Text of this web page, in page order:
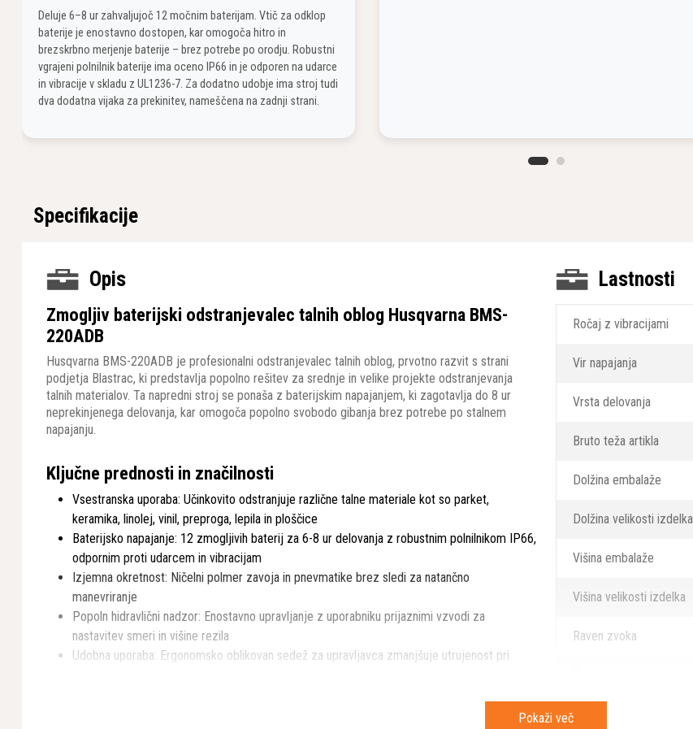
Deluje 6–8 ur zahvaljujoč 12 močnim baterijam. Vtič za odklop
baterije je enostavno dostopen, kar omogoča hitro in
brezskrbno merjenje baterije – brez potrebe po orodju. Robustni
vgrajeni polnilnik baterije ima oceno IP66 in je odporen na udarce
in vibracije v skladu z UL1236-7. Za dodatno udobje ima stroj tudi
dva dodatna vijaka za prekinitev, nameščena na zadnji strani.
Specifikacije
Opis
Zmogljiv baterijski odstranjevalec talnih oblog Husqvarna BMS-
220ADB
Husqvarna BMS-220ADB je profesionalni odstranjevalec talnih oblog, prvotno razvit s strani
podjetja Blastrac, ki predstavlja popolno rešitev za srednje in velike projekte odstranjevanja
talnih materialov. Ta napredni stroj se ponaša z baterijskim napajanjem, ki zagotavlja do 8 ur
neprekinjenega delovanja, kar omogoča popolno svobodo gibanja brez potrebe po stalnem
napajanju.
Ključne prednosti in značilnosti
Vsestranska uporaba: Učinkovito odstranjuje različne talne materiale kot so parket,
keramika, linolej, vinil, preproga, lepila in ploščice
Baterijsko napajanje: 12 zmogljivih baterij za 6-8 ur delovanja z robustnim polnilnikom IP66,
odpornim proti udarcem in vibracijam
Izjemna okretnost: Ničelni polmer zavoja in pnevmatike brez sledi za natančno
manevriranje
Popoln hidravlični nadzor: Enostavno upravljanje z uporabniku prijaznimi vzvodi za
nastavitev smeri in višine rezila
Udobna uporaba: Ergonomsko oblikovan sedež za upravljavca zmanjšuje utrujenost pri
Lastnosti
Ročaj z vibracijami
Vir napajanja
Vrsta delovanja
Bruto teža artikla
Dolžina embalaže
Dolžina velikosti izdelka
Višina embalaže
Višina velikosti izdelka
Raven zvoka
Širina embalaže
Pokaži več